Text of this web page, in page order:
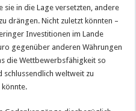
in die Lage versetzten, andere
drängen. Nicht zuletzt könnten –
Investitionen im Lande
gegenüber anderen Währungen
die Wettbewerbsfähigkeit so
schlussendlich weltweit zu